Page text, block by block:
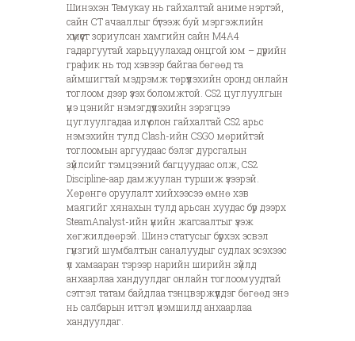
Шинэхэн Темукау нь гайхалтай аниме нэртэй,
сайн CT ачааллыг бүтээж буй мэргэжлийн
хүмүүст зориулсан хамгийн сайн M4A4
гадаргуутай харьцуулахад онцгой юм – дүрийн
график нь тод хэвээр байгаа бөгөөд та
аймшигтай мэдрэмж төрүүлэхийн оронд онлайн
тоглоом дээр үзэх боломжтой. CS2 цуглуулгын
үнэ цэнийг нэмэгдүүлэхийн зэрэгцээ
цуглуулгадаа илүү олон гайхалтай CS2 арьс
нэмэхийн тулд Clash-ийн CSGO мөрийтэй
тоглоомын аргуудаас бэлэг дурсгалын
зүйлсийг тэмцээний багцуудаас олж, CS2
Discipline-аар дамжуулан туршиж үзээрэй.
Хөрөнгө оруулалт хийхээсээ өмнө хэв
маягийг хянахын тулд арьсан хуудас бүр дээрх
SteamAnalyst-ийн үнийн жагсаалтыг үзэж
хөгжилдөөрэй. Шинэ статусыг бүрхэх эсвэл
гүнзгий шумбалтын саналуудыг судлах эсэхээс
үл хамааран тэрээр нарийн ширийн зүйлд
анхаарлаа хандуулдаг онлайн тоглоомуудтай
сэтгэл татам байдлаа тэнцвэржүүлдэг бөгөөд энэ
нь салбарын итгэл үнэмшилд анхаарлаа
хандуулдаг.